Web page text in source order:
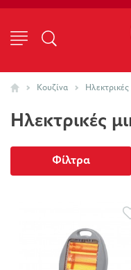
Κουζίνα
Ηλεκτρικές
Φίλτρα